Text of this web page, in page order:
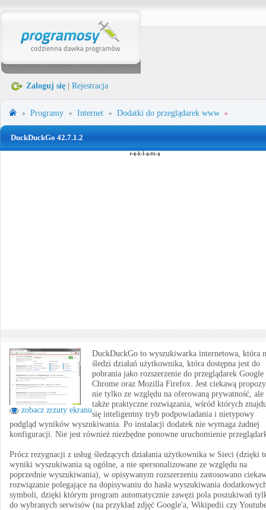
Zaloguj się Rejestracja
Programy Internet Dodatki do przeglądarek www
DuckDuckGo 42.7.1.2
zobacz zrzuty ekranu
DuckDuckGo to wyszukiwarka internetowa, która
śledzi działań użytkownika, która dostępna jest do
pobrania jako rozszerzenie do przeglądarek Google
Chrome oraz Mozilla Firefox. Jest ciekawą
nie tylko ze względu na oferowaną prywatność, ale
także praktyczne rozwiązania, wśród których
się inteligentny tryb podpowiadania i nietypowy
podgląd wyników wyszukiwania. Po instalacji dodatek nie wymaga żadnej
konfiguracji. Nie jest również niezbędne ponowne uruchomienie
Prócz rezygnacji z usług śledzących działania użytkownika w Sieci (dzięki
wyniki wyszukiwania są ogólne, a nie spersonalizowane ze względu na
poprzednie wyszukiwania), w opisywanym rozszerzeniu zastosowano
rozwiązanie polegające na dopisywaniu do hasła wyszukiwania
symboli, dzięki którym program automatycznie zawęzi pola poszukiwań
do wybranych serwisów (na przykład zdjęć Google'a, Wikipedii czy